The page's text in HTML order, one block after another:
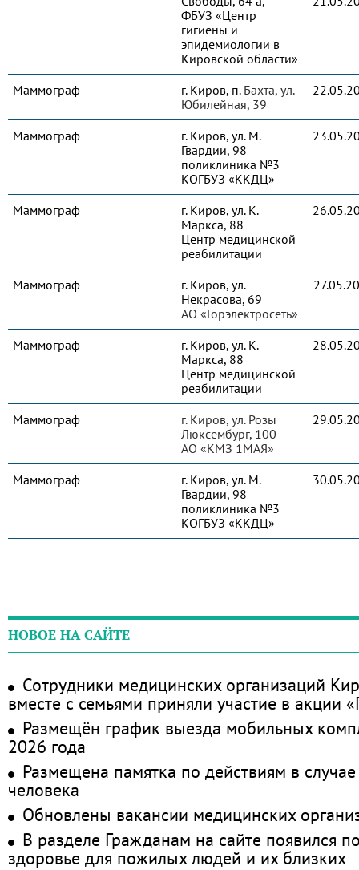
ФБУЗ «Центр
гигиены и
эпидемиологии в
Кировской области»
Маммограф г. Киров, п. Бахта, ул.
Юбилейная, 39
Маммограф
г. Киров, ул. М.
Гвардии, 98
поликлиника №3
КОГБУЗ «ККДЦ»
Маммограф
г. Киров, ул. К.
Маркса, 88
Центр медицинской
реабилитации
Маммограф
г. Киров, ул.
Некрасова, 69
АО «Горэлектросеть»
Маммограф
г. Киров, ул. К.
Маркса, 88
Центр медицинской
реабилитации
Маммограф
г. Киров, ул. Розы
Люксембург, 100
АО «КМЗ 1МАЯ»
Маммограф
г. Киров, ул. М.
Гвардии, 98
поликлиника №3
КОГБУЗ «ККДЦ»
НОВОЕ НА САЙТЕ
Сотрудники медицинских организаций
вместе с семьями приняли участие в акции
Размещён график выезда мобильных
2026 года
Размещена памятка по действиям в
человека
Обновлены вакансии медицинских
В разделе Гражданам на сайте появился
здоровье для пожилых людей и их близких